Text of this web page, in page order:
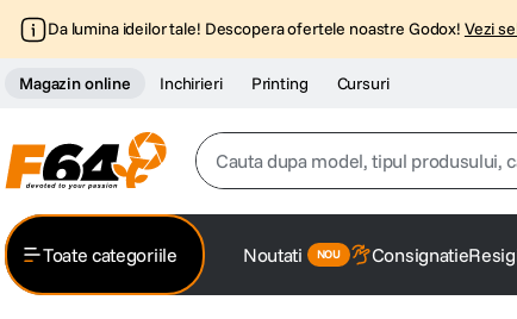
Da lumina ideilor tale! Descopera ofertele noastre Godox! Vezi
Magazin online Inchirieri Printing Cursuri
Cauta dupa model, tipul produsului,
Toate categoriile Noutati Consignatie